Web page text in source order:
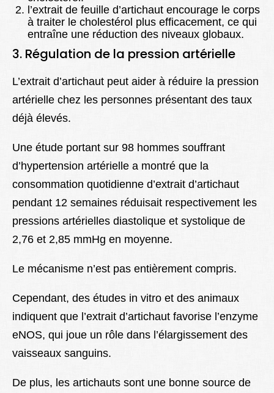
l’extrait de feuille d’artichaut encourage le corps
à traiter le cholestérol plus efficacement, ce qui
entraîne une réduction des niveaux globaux.
3. Régulation de la pression artérielle
L’extrait d’artichaut peut aider à réduire la pression
artérielle chez les personnes présentant des taux
déjà élevés.
Une étude portant sur 98 hommes souffrant
d’hypertension artérielle a montré que la
consommation quotidienne d’extrait d’artichaut
pendant 12 semaines réduisait respectivement les
pressions artérielles diastolique et systolique de
2,76 et 2,85 mmHg en moyenne.
Le mécanisme n’est pas entièrement compris.
Cependant, des études in vitro et des animaux
indiquent que l’extrait d’artichaut favorise l’enzyme
eNOS, qui joue un rôle dans l’élargissement des
vaisseaux sanguins.
De plus, les artichauts sont une bonne source de